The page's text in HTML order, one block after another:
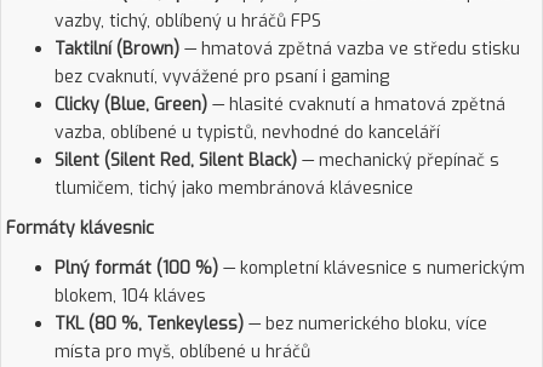
vazby, tichý, oblíbený u hráčů FPS
Taktilní (Brown) — hmatová zpětná vazba ve středu stisku
bez cvaknutí, vyvážené pro psaní i gaming
Clicky (Blue, Green) — hlasité cvaknutí a hmatová zpětná
vazba, oblíbené u typistů, nevhodné do kanceláří
Silent (Silent Red, Silent Black) — mechanický přepínač s
tlumičem, tichý jako membránová klávesnice
Formáty klávesnic
Plný formát (100 %) — kompletní klávesnice s numerickým
blokem, 104 kláves
TKL (80 %, Tenkeyless) — bez numerického bloku, více
místa pro myš, oblíbené u hráčů